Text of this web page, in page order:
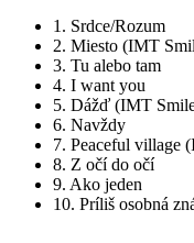
1. Srdce/Rozum
2. Miesto (IMT
3. Tu alebo tam
4. I want you
5. Dážď (IMT
6. Navždy
7. Peaceful village
8. Z očí do očí
9. Ako jeden
10. Príliš osobná